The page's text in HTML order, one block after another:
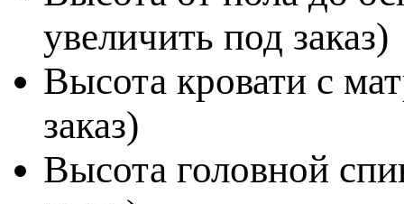
увеличить под заказ)
Высота кровати с
заказ)
Высота головной